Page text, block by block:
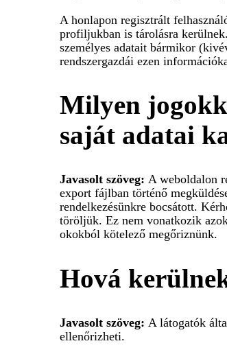
A honlapon regisztrált
profiljukban is tárolásra
személyes adatait bármikor
rendszergazdái ezen
Milyen
saját adatai
Javasolt szöveg: A weboldalon
export fájlban történő
rendelkezésünkre bocsátott.
töröljük. Ez nem vonatkozik
okokból kötelező megőriznünk.
Hová
Javasolt szöveg: A látogatók
ellenőrizheti.